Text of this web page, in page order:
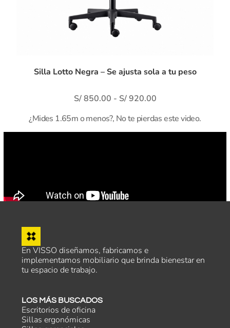
Silla Lotto Negra – Se ajusta sola a tu peso
S/850.00 - S/920.00
¿Mides 1.65m o menos?, No te pierdas este video.
En VISSO diseñamos, fabricamos e
implementamos mobiliario que brinda bienestar en
tu espacio de trabajo.
LOS MÁS BUSCADOS
Escritorios de oficina
Sillas ergonómicas